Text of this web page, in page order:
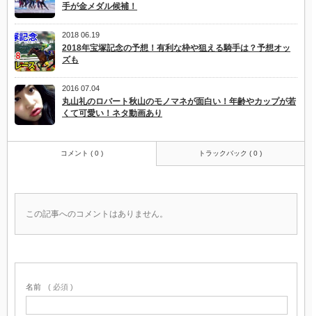
手が金メダル候補！
2018 06.19
2018年宝塚記念の予想！有利な枠や狙える騎手は？予想オッ
ズも
2016 07.04
丸山礼のロバート秋山のモノマネが面白い！年齢やカップが若
くて可愛い！ネタ動画あり
コメント ( 0 ) トラックバック ( 0 )
この記事へのコメントはありません。
名前 ( 必須 )